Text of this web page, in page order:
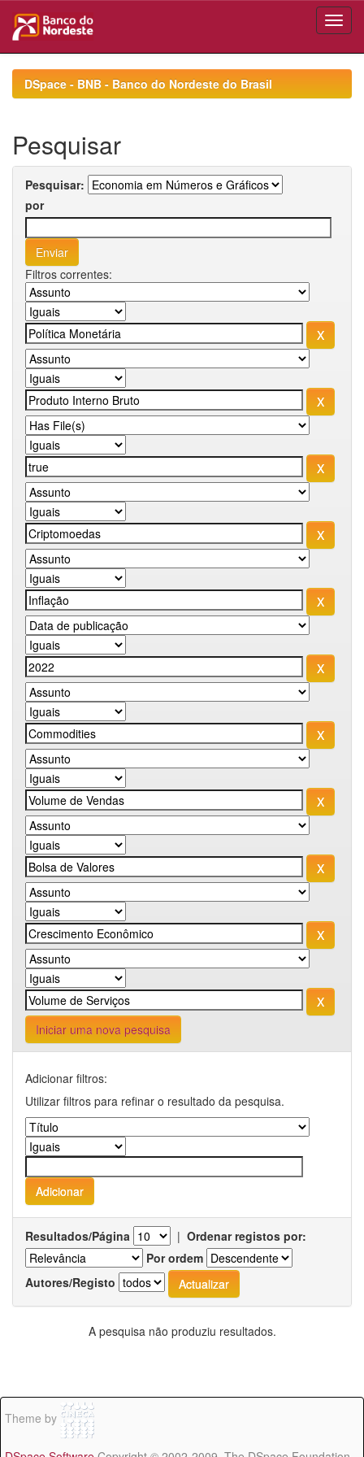
navigationDSpace - BNB - Banco do Nordeste do Brasil
Pesquisar
Pesquisar:
por
Filtros correntes:
Iniciar uma nova pesquisa
Adicionar filtros:
Utilizar filtros para refinar o resultado da pesquisa.
Resultados/Página | Ordenar registos por:
Por ordem
Autores/Registo
A pesquisa não produziu resultados.
Theme by